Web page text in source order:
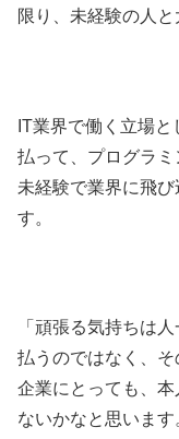
限り、未経験の人と
IT業界で働く立場
払って、プログラミ
未経験で業界に飛
す。
「頑張る気持ちは
払うのではなく、そ
企業にとっても、
ないかなと思います